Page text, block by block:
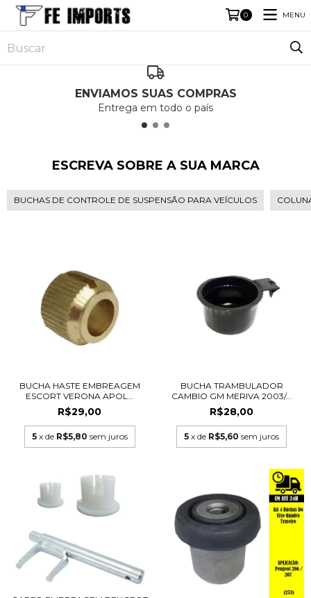
0 MENU
ENVIAMOS SUAS COMPRAS
Entrega em todo o país
ESCREVA SOBRE A SUA MARCA
BUCHAS DE CONTROLE DE SUSPENSÃO PARA VEÍCULOS
BUCHA HASTE EMBREAGEM
ESCORT VERONA APOL...
R$29,00
5 x de R$5,80 sem juros
BUCHA TRAMBULADOR
CAMBIO GM MERIVA 2003/...
R$28,00
5 x de R$5,60 sem juros